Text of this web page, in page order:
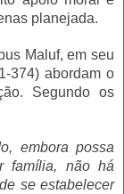
planejada.
Maluf, em seu
374) abordam o
Segundo os
embora possa
família, não há
se estabelecer